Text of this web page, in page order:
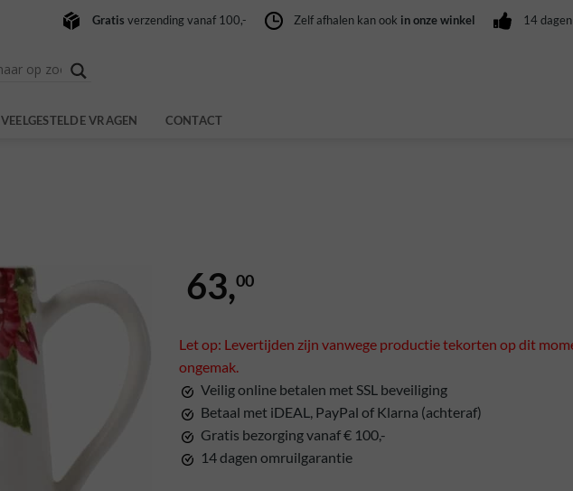
Gratis verzending vanaf 100,- Zelf afhalen kan ook in onze winkel 14
VEELGESTELDE VRAGEN CONTACT
63,00
Let op: Levertijden zijn vanwege productie tekorten op dit
ongemak.
Veilig online betalen met SSL beveiliging
Betaal met iDEAL, PayPal of Klarna (achteraf)
Gratis bezorging vanaf € 100,-
14 dagen omruilgarantie